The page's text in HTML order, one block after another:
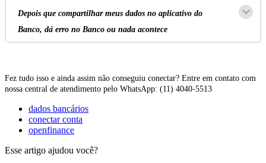
Depois que compartilhar meus dados no aplicativo do
Banco, dá erro no Banco ou nada acontece
Fez tudo isso e ainda assim não conseguiu conectar? Entre em contato com
nossa central de atendimento pelo WhatsApp: (11 ) 4040-5513
dados bancários
conectar conta
openfinance
Esse artigo ajudou você?